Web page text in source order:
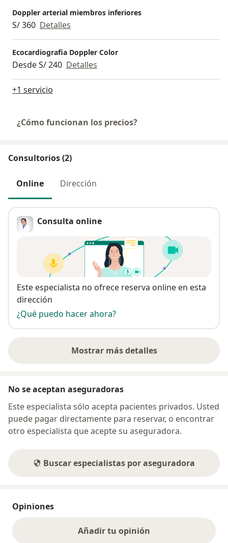
Doppler arterial miembros inferiores
S/ 360 Detalles
Ecocardiografia Doppler Color
Desde S/ 240 Detalles
+1 servicio
¿Cómo funcionan los precios?
Consultorios (2)
Online Dirección
Consulta online
Disponibilidad
Este especialista no ofrece reserva online en esta
dirección
¿Qué puedo hacer ahora?
Mostrar más detalles
sobre la dirección
No se aceptan aseguradoras
Este especialista sólo acepta pacientes privados. Usted
puede pagar directamente para reservar, o encontrar
otro especialista que acepte su aseguradora.
Buscar especialistas por aseguradora
Opiniones
Añadir tu opinión